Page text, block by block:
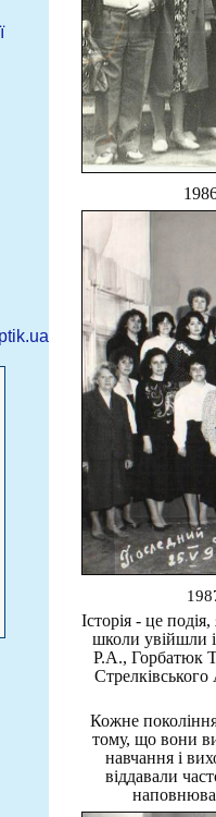
Історія - це
школи увійшли
Р.А., Горбатюк
Кожне покоління
тому, що вони
навчання і
віддавали